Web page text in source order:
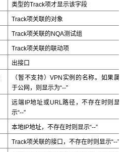
类型的Track项才显示该字段
Track项关联的对象
Track项关联的NQA测试组
Track项关联的联动项
出接口
（暂不支持）VPN实例的名称。如果属
于公网，则显示为“--”
远端IP地址或URL路径，不存在时则显
示“--”
本地IP地址，不存在时则显示“--”
Track项关联的接口，不存在时则显示“--”